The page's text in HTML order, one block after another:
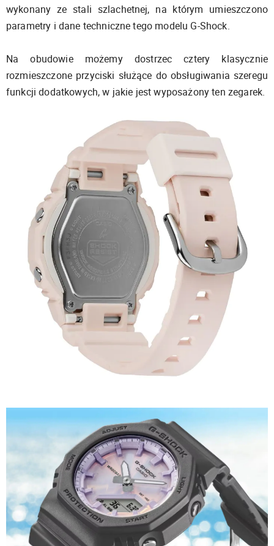
wykonany ze stali szlachetnej, na którym umieszczono
parametry i dane techniczne tego modelu G-Shock.
Na obudowie możemy dostrzec cztery klasycznie
rozmieszczone przyciski służące do obsługiwania szeregu
funkcji dodatkowych, w jakie jest wyposażony ten zegarek.